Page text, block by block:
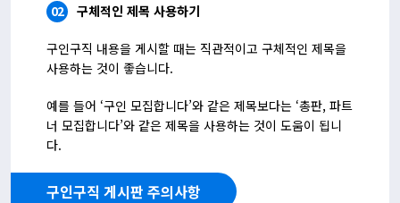
02 구체적인 제목 사용하기
구인구직 내용을 게시할 때는 직관적이고 구체적인 제목을
사용하는 것이 좋습니다.
예를 들어 ‘구인 모집합니다’와 같은 제목보다는 ‘총판, 파트
너 모집합니다’와 같은 제목을 사용하는 것이 도움이 됩니
다.
구인구직 게시판 주의사항